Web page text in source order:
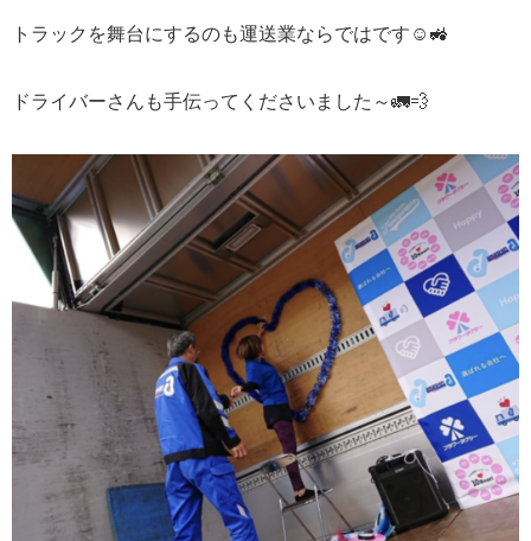
トラックを舞台にするのも運送業ならではです ☺️🚜
ドライバーさんも手伝ってくださいました～🚛💨